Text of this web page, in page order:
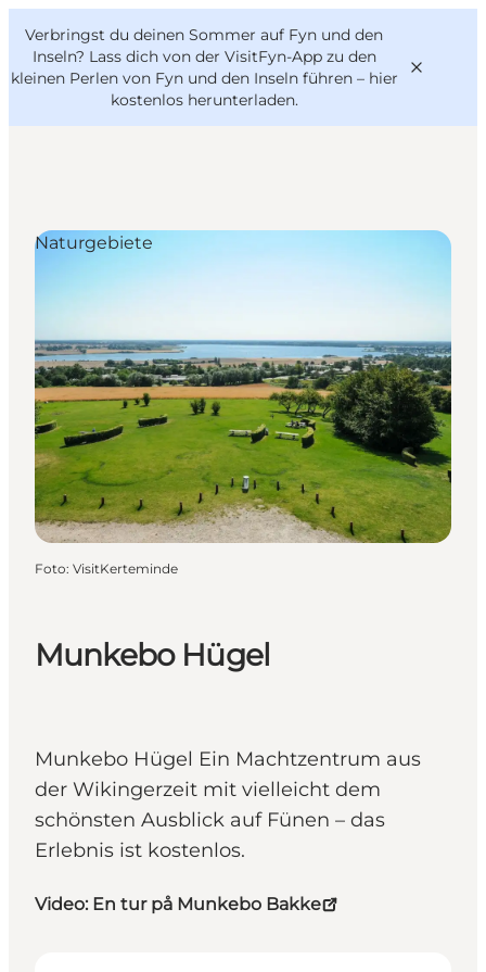
Verbringst du deinen Sommer auf Fyn und den
Inseln? Lass dich von der VisitFyn-App zu den
kleinen Perlen von Fyn und den Inseln führen – hier
kostenlos herunterladen.
Reise Ideen
VisitFyn
Deutsch
Munkebo Hügel
Munkebo Hügel Ein Machtzentrum aus
der Wikingerzeit mit vielleicht dem
schönsten Ausblick auf Fünen – das
Erlebnis ist kostenlos.
Video: En tur på Munkebo Bakke
Naturgebiete
Foto: VisitKerteminde